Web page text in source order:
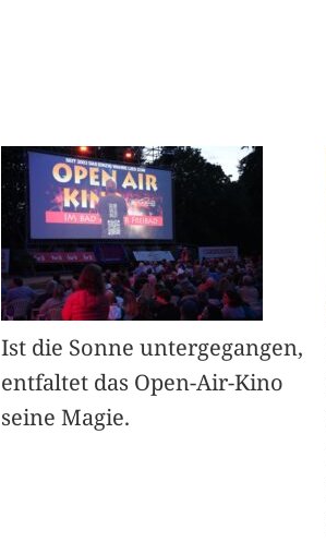
Ist die Sonne untergegangen,
entfaltet das Open-Air-Kino
seine Magie.